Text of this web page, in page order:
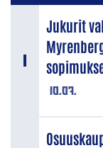
10.07.
Jukurit